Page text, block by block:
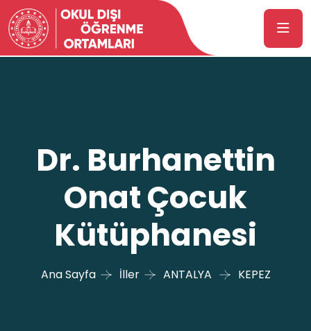
Dr. Burhanettin
Onat Çocuk
Kütüphanesi
Ana Sayfa İller ANTALYA KEPEZ